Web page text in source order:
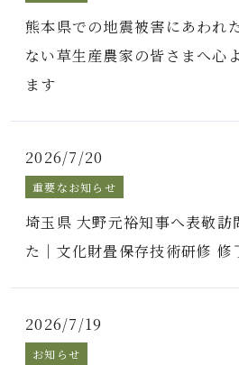
熊本県での地震被害にあわれ
ない草生産農家の皆さまへ心
ます
2026/7/20
重要なお知らせ
埼玉県 大野元裕知事へ表敬訪
た｜文化財畳保存技術研修 修
2026/7/19
お知らせ